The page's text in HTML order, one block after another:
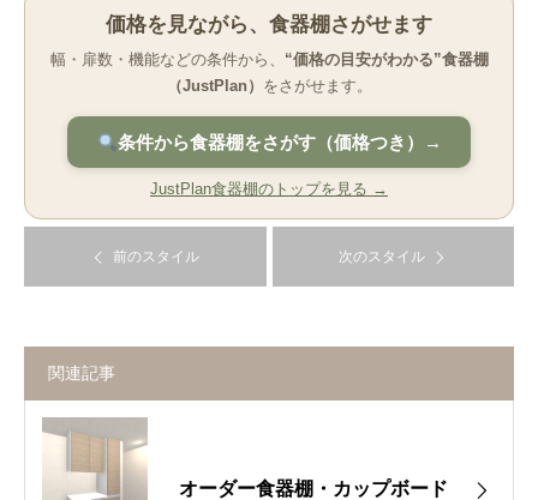
価格を見ながら、食器棚さがせます
幅・扉数・機能などの条件から、 “価格の目安がわかる”食器棚
（JustPlan） をさがせます。
条件から食器棚をさがす（価格つき）→
JustPlan食器棚のトップを見る →
前のスタイル 次のスタイル
関連記事
オーダー食器棚・カップボード